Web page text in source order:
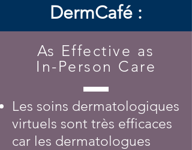
DermCafé :
As Effective as
In-Person Care
Les soins dermatologiques
virtuels sont très efficaces
car les dermatologues